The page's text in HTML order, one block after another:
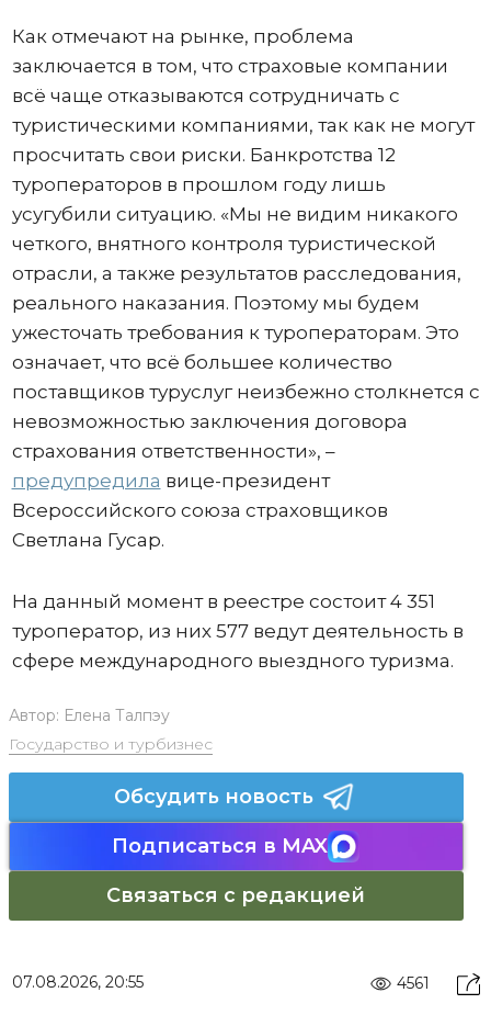
Как отмечают на рынке, проблема
заключается в том, что страховые компании
всё чаще отказываются сотрудничать с
туристическими компаниями, так как не могут
просчитать свои риски. Банкротства 12
туроператоров в прошлом году лишь
усугубили ситуацию. «Мы не видим никакого
четкого, внятного контроля туристической
отрасли, а также результатов расследования,
реального наказания. Поэтому мы будем
ужесточать требования к туроператорам. Это
означает, что всё большее количество
поставщиков туруслуг неизбежно столкнется с
невозможностью заключения договора
страхования ответственности», –
предупредила вице-президент
Всероссийского союза страховщиков
Светлана Гусар.
На данный момент в реестре состоит 4 351
туроператор, из них 577 ведут деятельность в
сфере международного выездного туризма.
Автор: Елена Талпэу
Государство и турбизнес
Обсудить новость
Подписаться в MAX
Связаться с редакцией
07.08.2026, 20:55 4561